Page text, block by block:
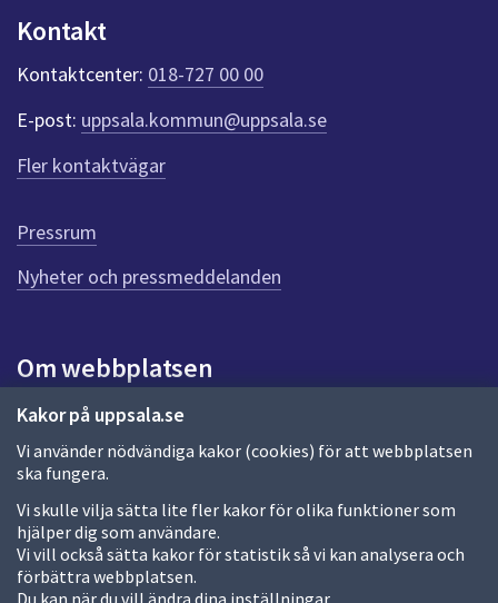
Kakor på uppsala.se
Vi använder nödvändiga kakor (cookies) för att webbplatsen
ska fungera.
Vi skulle vilja sätta lite fler kakor för olika funktioner som
hjälper dig som användare.
Vi vill också sätta kakor för statistik så vi kan analysera och
förbättra webbplatsen.
Du kan när du vill ändra dina inställningar.
k
t
e
r
f
ö
r
e
n
n
a
d
a
Kontakt
Kontaktcenter: 018-727 00 00
E-post: uppsala.kommun@uppsala.se
Fler kontaktvägar
Pressrum
Nyheter och pressmeddelanden
Om webbplatsen
Om webbplatsen
Allmänna handlingar och diarium
Behandling av personuppgifter
Kakor
Språk (other languages)